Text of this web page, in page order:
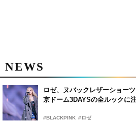
NEWS
ロゼ、ヌバックレザーショー
京ドーム3DAYSの全ルックに
#BLACKPINK #ロゼ